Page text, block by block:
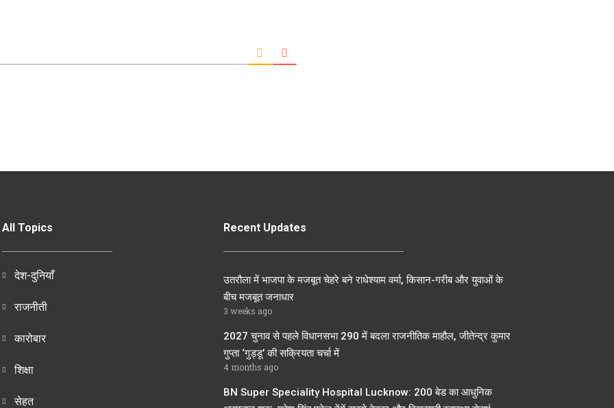
All Topics
देश-दुनियाँ
राजनीती
कारोबार
शिक्षा
सेहत
Recent Updates
उतरौला में भाजपा के मजबूत चेहरे बने राधेश्याम वर्मा, किसान-गरीब और युवाओं के
बीच मजबूत जनाधार
3 weeks ago
2027 चुनाव से पहले विधानसभा 290 में बदला राजनीतिक माहौल, जीतेन्द्र कुमार
गुप्ता ‘गुड्डू’ की सक्रियता चर्चा में
4 months ago
BN Super Speciality Hospital Lucknow: 200 बेड का आधुनिक